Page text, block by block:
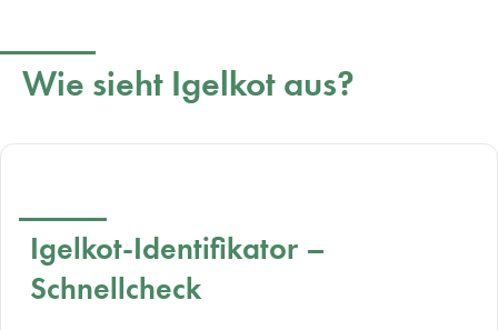
Wie sieht Igelkot aus?
Igelkot-Identifikator –
Schnellcheck